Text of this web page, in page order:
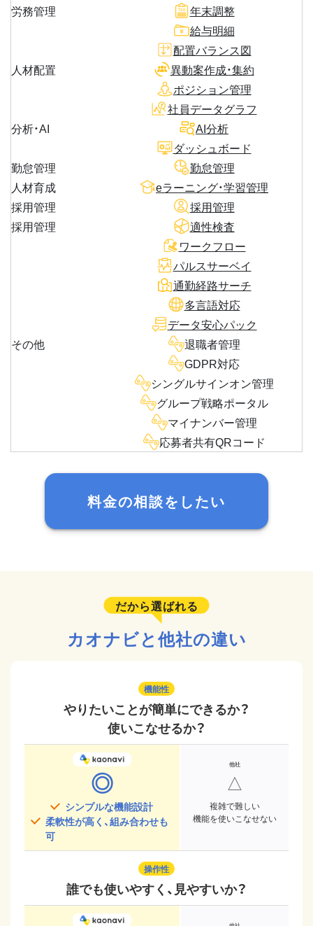
労務管理
年末調整
給与明細
人材配置
配置バランス図
異動案作成・集約
ポジション管理
分析・AI
社員データグラフ
AI分析
ダッシュボード
勤怠管理
勤怠管理
人材育成
eラーニング・学習管理
採用管理
採用管理
採用管理
適性検査
その他
ワークフロー
パルスサーベイ
通勤経路サーチ
多言語対応
データ安心パック
退職者管理
GDPR対応
シングルサインオン管理
グループ戦略ポータル
マイナンバー管理
応募者共有QRコード
料金の相談をしたい
だから選ばれる
カオナビと他社の違い
機能性
やりたいことが簡単にできるか？
使いこなせるか？
◎
シンプルな機能設計
柔軟性が高く、組み合わせも
可
△
複雑で難しい
機能を使いこなせない
操作性
誰でも使いやすく、見やすいか？